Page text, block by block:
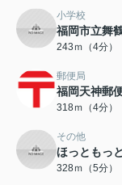
小学校
福岡市立舞
243ｍ（4分）
郵便局
福岡天神郵
318ｍ（4分）
その他
ほっともっ
328ｍ（5分）